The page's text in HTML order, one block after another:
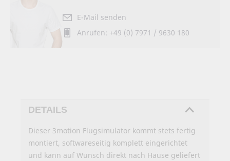
E-Mail senden
Anrufen: +49 (0) 7971 / 9630 180
DETAILS
Dieser 3motion Flugsimulator kommt stets fertig
montiert, softwareseitig komplett eingerichtet
und kann auf Wunsch direkt nach Hause geliefert